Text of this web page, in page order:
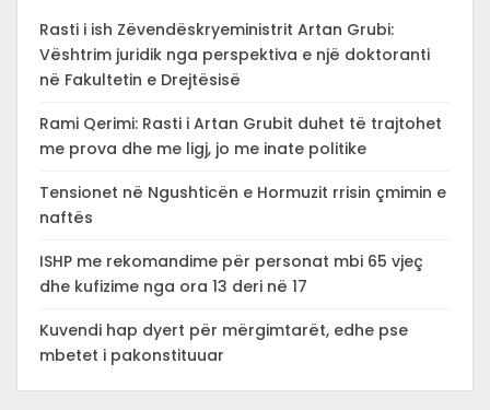
Rasti i ish Zëvendëskryeministrit Artan Grubi:
Vështrim juridik nga perspektiva e një doktoranti
në Fakultetin e Drejtësisë
Rami Qerimi: Rasti i Artan Grubit duhet të trajtohet
me prova dhe me ligj, jo me inate politike
Tensionet në Ngushticën e Hormuzit rrisin çmimin e
naftës
ISHP me rekomandime për personat mbi 65 vjeç
dhe kufizime nga ora 13 deri në 17
Kuvendi hap dyert për mërgimtarët, edhe pse
mbetet i pakonstituuar